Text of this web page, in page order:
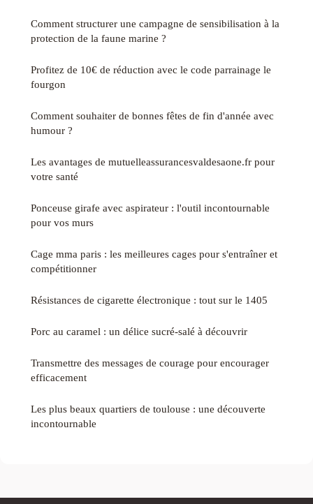
Comment structurer une campagne de sensibilisation à la
protection de la faune marine ?
Profitez de 10€ de réduction avec le code parrainage le
fourgon
Comment souhaiter de bonnes fêtes de fin d'année avec
humour ?
Les avantages de mutuelleassurancesvaldesaone.fr pour
votre santé
Ponceuse girafe avec aspirateur : l'outil incontournable
pour vos murs
Cage mma paris : les meilleures cages pour s'entraîner et
compétitionner
Résistances de cigarette électronique : tout sur le 1405
Porc au caramel : un délice sucré-salé à découvrir
Transmettre des messages de courage pour encourager
efficacement
Les plus beaux quartiers de toulouse : une découverte
incontournable